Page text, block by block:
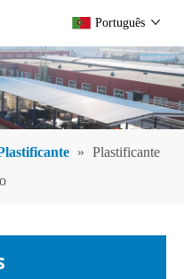
Português
» Plastificante